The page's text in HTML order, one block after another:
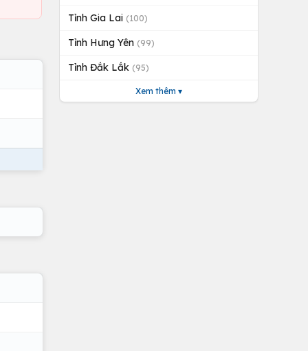
Tỉnh Gia Lai (100)
Tỉnh Hưng Yên (99)
Tỉnh Đắk Lắk (95)
Xem thêm ▾